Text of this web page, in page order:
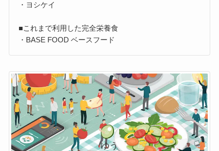
・ヨシケイ
■これまで利用した完全栄養食
・BASE FOOD ベースフード
ゆう